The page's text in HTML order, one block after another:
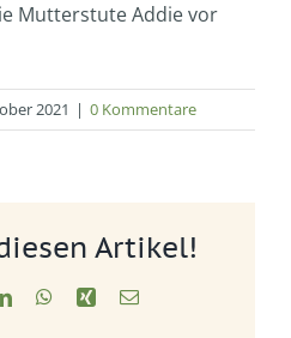
Mutterstute Addie vor
2021 | 0 Kommentare
Artikel!
LinkedInWhatsApp
Xing E-